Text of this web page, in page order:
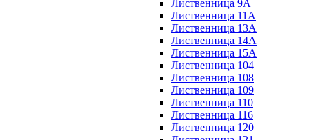
Лиственница 9А
Лиственница 11А
Лиственница 13А
Лиственница 14А
Лиственница 15А
Лиственница 104
Лиственница 108
Лиственница 109
Лиственница 110
Лиственница 116
Лиственница 120